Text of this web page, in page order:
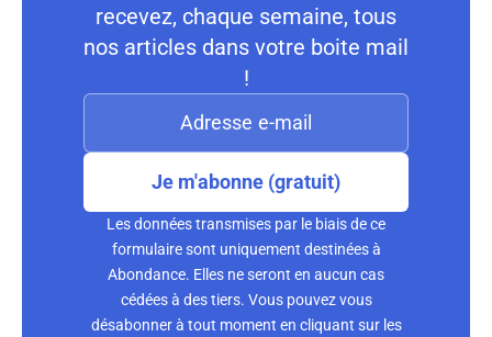
recevez, chaque semaine, tous
nos articles dans votre boite mail
!
Je m'abonne (gratuit)
Les données transmises par le biais de ce
formulaire sont uniquement destinées à
Abondance. Elles ne seront en aucun cas
cédées à des tiers. Vous pouvez vous
désabonner à tout moment en cliquant sur les